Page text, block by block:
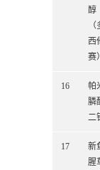
醇
（
西
赛）
16
帕
膦
二
17
新
腥